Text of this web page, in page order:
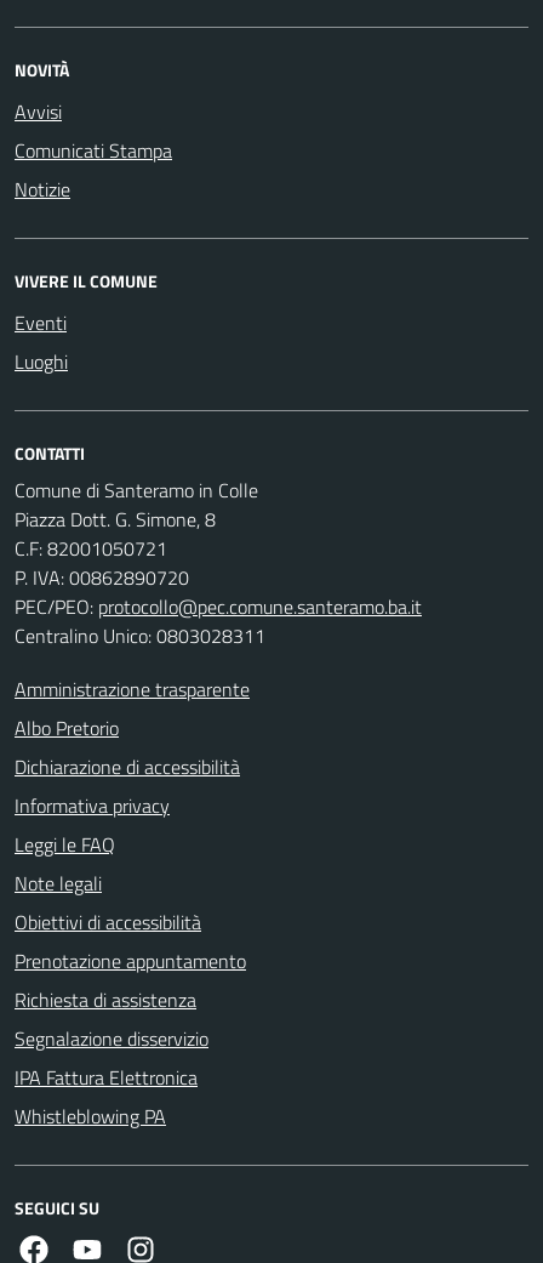
NOVITÀ
Avvisi
Comunicati Stampa
Notizie
VIVERE IL COMUNE
Eventi
Luoghi
CONTATTI
Comune di Santeramo in Colle
Piazza Dott. G. Simone, 8
C.F:82001050721
P. IVA:00862890720
PEC/PEO: protocollo@pec.comune.santeramo.ba.it
Centralino Unico: 0803028311
Amministrazione trasparente
Albo Pretorio
Dichiarazione di accessibilità
Informativa privacy
Leggi le FAQ
Note legali
Obiettivi di accessibilità
Prenotazione appuntamento
Richiesta di assistenza
Segnalazione disservizio
IPA Fattura Elettronica
Whistleblowing PA
SEGUICI SU
FacebookYoutube